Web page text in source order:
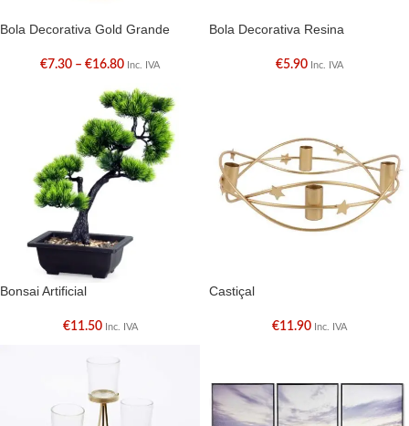
Bola Decorativa Gold Grande
€7.30 – €16.80 Inc. IVA
Bola Decorativa Resina
€5.90 Inc. IVA
Bonsai Artificial
€11.50 Inc. IVA
Castiçal
€11.90 Inc. IVA